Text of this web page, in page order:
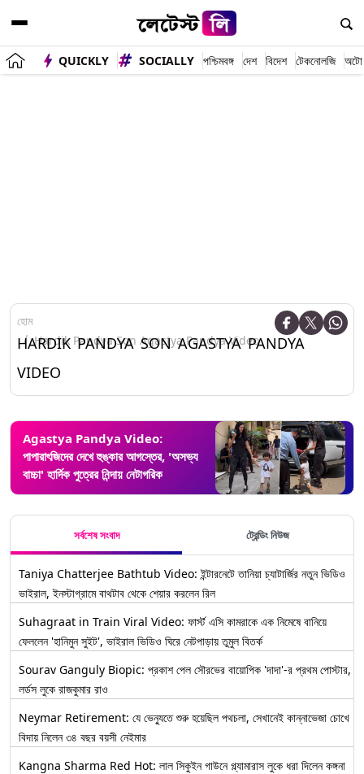
QUICKLY SOCIALLY পশ্চিমবঙ্গ দেশ বিদেশ টেকনোলজি অটো
হোম
Hardik Pandya Son Agastya Pandya Video
HARDIK PANDYA SON AGASTYA PANDYA
VIDEO
Agastya Pandya Video:
পাপারাৎজিদের দেখে হুঙ্কার আগস্তের, 'অসভ্য
বাচ্চা' হার্দিক পুত্রের নিন্দায় নেটাগরিক
সর্বশেষ সংবাদ ট্রেন্ডিং নিউজ
Taniya Chatterjee Bathtub Video: ইন্টারনেটে তানিয়া চ্যাটার্জির নতুন ভিডিও
ভাইরাল, ইনস্টাগ্রামে বাথটাব থেকে শেয়ার করলেন রিল
Suhagraat in Train Viral Video: ফার্স্ট এসি কামরাকে এক নিমেষে বানিয়ে
ফেললেন 'হানিমুন সুইট', ভাইরাল ভিডিও ঘিরে নেটপাড়ায় তুমুল বিতর্ক
Sourav Ganguly Biopic: প্রকাশ পেল সৌরভের বায়োপিক 'দাদা'-র প্রথম পোস্টার,
লর্ডস লুকে রাজকুমার রাও
Neymar Retirement: যে ভেন্যুতে শুরু হয়েছিল পথচলা, সেখানেই কান্নাভেজা চোখে
বিদায় নিলেন ৩৪ বছর বয়সী নেইমার
Kangna Sharma Red Hot: লাল সিকুইন গাউনে গ্ল্যামারাস লুকে ধরা দিলেন কঙ্গনা